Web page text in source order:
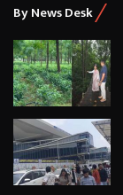
By News Desk